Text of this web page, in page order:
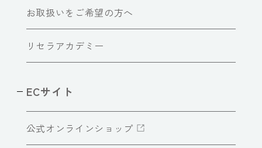
お取扱いをご希望の方へ
リセラアカデミー
ECサイト
公式オンラインショップ